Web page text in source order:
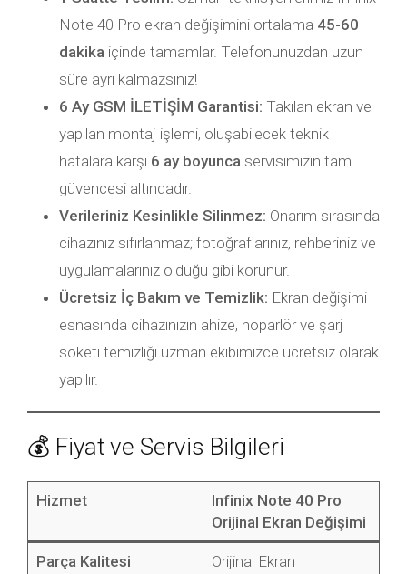
Note 40 Pro ekran değişimini ortalama 45-60
dakika içinde tamamlar. Telefonunuzdan uzun
süre ayrı kalmazsınız!
6 Ay GSM İLETİŞİM Garantisi: Takılan ekran ve
yapılan montaj işlemi, oluşabilecek teknik
hatalara karşı 6 ay boyunca servisimizin tam
güvencesi altındadır.
Verileriniz Kesinlikle Silinmez: Onarım sırasında
cihazınız sıfırlanmaz; fotoğraflarınız, rehberiniz ve
uygulamalarınız olduğu gibi korunur.
Ücretsiz İç Bakım ve Temizlik: Ekran değişimi
esnasında cihazınızın ahize, hoparlör ve şarj
soketi temizliği uzman ekibimizce ücretsiz olarak
yapılır.
💰 Fiyat ve Servis Bilgileri
Hizmet
Infinix Note 40 Pro
Orijinal Ekran Değişimi
Parça Kalitesi Orijinal Ekran